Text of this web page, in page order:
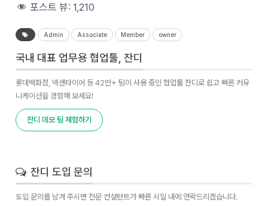
포스트 뷰:1,210
Admin Associate Member owner
국내 대표 업무용 협업툴, 잔디
롯데백화점, 넥센타이어 등 42만+ 팀이 사용 중인 협업툴 잔디로 쉽고 빠른 커뮤
니케이션을 경험해 보세요!
잔디 데모 팀 체험하기
잔디 도입 문의
도입 문의를 남겨 주시면 전문 컨설턴트가 빠른 시일 내에 연락드리겠습니다.